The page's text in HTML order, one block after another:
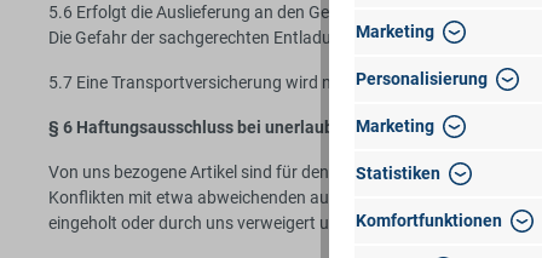
5.6 Erfolgt die Auslieferung an den Geschäftspartner durch
Die Gefahr der sachgerechten Entladung des Artikels liegt
5.7 Eine Transportversicherung wird nur auf ausdrücklichen
§ 6 Haftungsausschluss bei unerlaubtem Export
Von uns bezogene Artikel sind für den deutschen Markt
Konflikten mit etwa abweichenden ausländischen Vorschriften
eingeholt oder durch uns verweigert und der Artikel trotzdem
Marketing
Personalisierung
Marketing
Statistiken
Komfortfunktionen